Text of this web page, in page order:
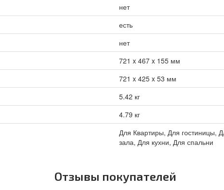
нет
есть
нет
721 x 467 x 155 мм
721 x 425 x 53 мм
5.42 кг
4.79 кг
Для Квартиры, Для гостиницы,
зала, Для кухни, Для спальни
Отзывы покупателей